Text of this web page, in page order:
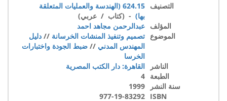
التصنيف
624.15 (الهندسة والعمليات المتعلقة
بها) - (كتاب / عربي)
المؤلف عبدالرحمن مجاهد احمد
الموضوع تصميم وتنفيذ المنشات الخرسانة // دليل
المهندس المدني // ضبط الجودة واختبارات
الخرسا
الناشر
القاهرة: دار الكتب المصرية
الطبعة 4
سنة النشر
1999
ISBN
977-19-83292